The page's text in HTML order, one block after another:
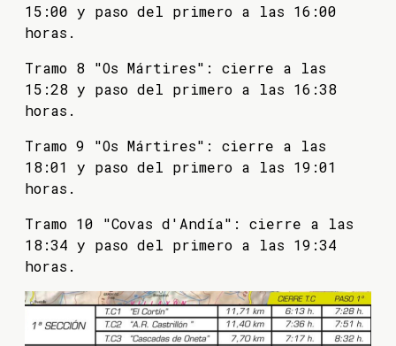
15:00 y paso del primero a las 16:00
horas.
Tramo 8 "Os Mártires": cierre a las
15:28 y paso del primero a las 16:38
horas.
Tramo 9 "Os Mártires": cierre a las
18:01 y paso del primero a las 19:01
horas.
Tramo 10 "Covas d'Andía": cierre a las
18:34 y paso del primero a las 19:34
horas.